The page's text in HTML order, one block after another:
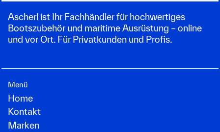
Ascherl ist Ihr Fachhändler für hochwertiges
Bootszubehör und maritime Ausrüstung – online
und vor Ort. Für Privatkunden und Profis.
Menü
Home
Kontakt
Marken